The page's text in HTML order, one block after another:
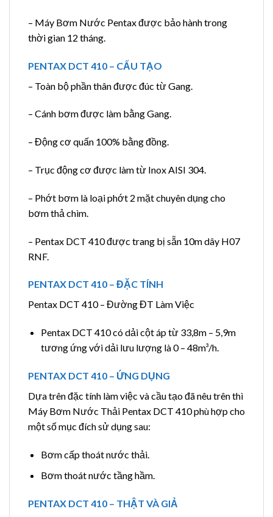
– Máy Bơm Nước Pentax được bảo hành trong
thời gian 12 tháng.
PENTAX DCT 410 – CẤU TẠO
– Toàn bộ phần thân được đúc từ Gang.
– Cánh bơm được làm bằng Gang.
– Động cơ quấn 100% bằng đồng.
– Trục động cơ được làm từ Inox AISI 304.
– Phớt bơm là loại phớt 2 mặt chuyên dụng cho
bơm thả chìm.
– Pentax DCT 410 được trang bị sẵn 10m dây H07
RNF.
PENTAX DCT 410 – ĐẶC TÍNH
Pentax DCT 410 – Đường ĐT Làm Việc
Pentax DCT 410 có dải cột áp từ 33,8m – 5,9m
tương ứng với dải lưu lượng là 0 – 48m³/h.
PENTAX DCT 410 – ỨNG DỤNG
Dựa trên đặc tính làm việc và cầu tạo đã nêu trên thì
Máy Bơm Nước Thải Pentax DCT 410 phù hợp cho
một số mục đích sử dụng sau:
Bơm cấp thoát nước thải.
Bơm thoát nước tầng hầm.
PENTAX DCT 410 – THẬT VÀ GIẢ